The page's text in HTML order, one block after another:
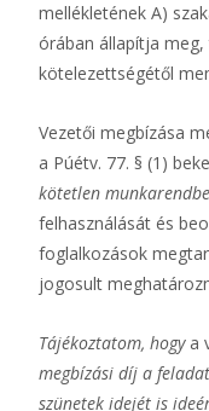
mellékletének A)
órában állapítja
kötelezettségétől
Vezetői megbízása
a Púétv. 77. § (1)
kötetlen
felhasználását és
foglalkozások
jogosult
Tájékoztatom, hogy a
megbízási díj a
szünetek idejét is